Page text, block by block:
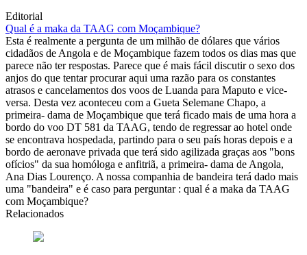
Editorial
Qual é a maka da TAAG com Moçambique?
Esta é realmente a pergunta de um milhão de dólares que vários
cidadãos de Angola e de Moçambique fazem todos os dias mas que
parece não ter respostas. Parece que é mais fácil discutir o sexo dos
anjos do que tentar procurar aqui uma razão para os constantes
atrasos e cancelamentos dos voos de Luanda para Maputo e vice-
versa. Desta vez aconteceu com a Gueta Selemane Chapo, a
primeira- dama de Moçambique que terá ficado mais de uma hora a
bordo do voo DT 581 da TAAG, tendo de regressar ao hotel onde
se encontrava hospedada, partindo para o seu país horas depois e a
bordo de aeronave privada que terá sido agilizada graças aos "bons
ofícios" da sua homóloga e anfitriã, a primeira- dama de Angola,
Ana Dias Lourenço. A nossa companhia de bandeira terá dado mais
uma "bandeira" e é caso para perguntar : qual é a maka da TAAG
com Moçambique?
Relacionados